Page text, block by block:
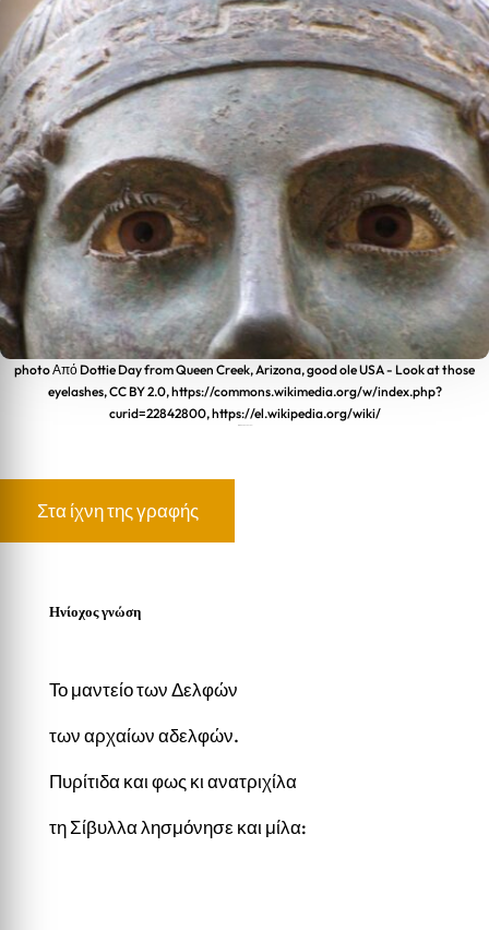
photo Από Dottie Day from Queen Creek, Arizona, good ole USA - Look at those
eyelashes, CC BY 2.0, https://commons.wikimedia.org/w/index.php?
curid=22842800, https://el.wikipedia.org/wiki/
Στα ίχνη της γραφής
Ηνίοχος γνώση
Το μαντείο των Δελφών
των αρχαίων αδελφών.
Πυρίτιδα και φως κι ανατριχίλα
τη Σίβυλλα λησμόνησε και μίλα: